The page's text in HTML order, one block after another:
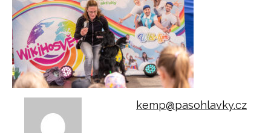
kemp@pasohlavky.cz